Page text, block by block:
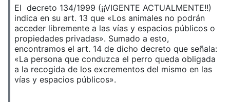
El decreto 134/1999 (¡¡VIGENTE ACTUALMENTE!!)
indica en su art. 13 que «Los animales no podrán
acceder libremente a las vías y espacios públicos o
propiedades privadas». Sumado a esto,
encontramos el art. 14 de dicho decreto que señala:
«La persona que conduzca el perro queda obligada
a la recogida de los excrementos del mismo en las
vías y espacios públicos».